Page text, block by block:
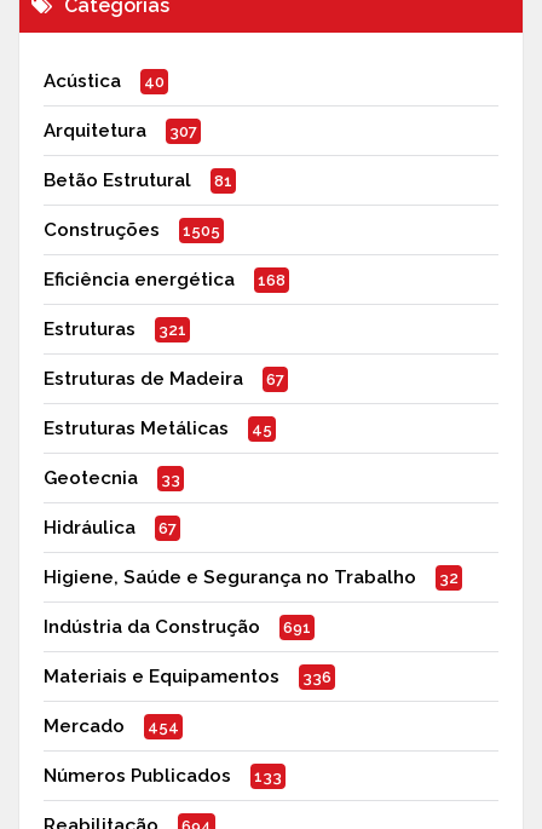
Categorias
Acústica 40
Arquitetura 307
Betão Estrutural 81
Construções 1505
Eficiência energética 168
Estruturas 321
Estruturas de Madeira 67
Estruturas Metálicas 45
Geotecnia 33
Hidráulica 67
Higiene, Saúde e Segurança no Trabalho 32
Indústria da Construção 691
Materiais e Equipamentos 336
Mercado 454
Números Publicados 133